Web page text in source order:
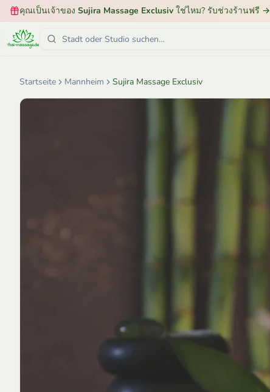
คุณเป็นเจ้าของ Sujira Massage Exclusiv ใช่ไหม? รับช่วงร้านฟรี →
Startseite Mannheim Sujira Massage Exclusiv